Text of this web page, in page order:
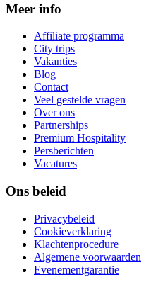
Meer info
Affiliate programma
City trips
Vakanties
Blog
Contact
Veel gestelde vragen
Over ons
Partnerships
Premium Hospitality
Persberichten
Vacatures
Ons beleid
Privacybeleid
Cookieverklaring
Klachtenprocedure
Algemene voorwaarden
Evenementgarantie